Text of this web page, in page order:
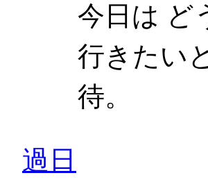
今日は ど
行きたい
待。
過日